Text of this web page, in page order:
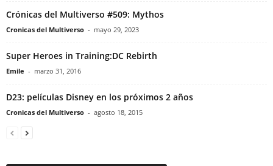
Crónicas del Multiverso #509: Mythos
Cronicas del Multiverso - mayo 29, 2023
Super Heroes in Training:DC Rebirth
Emile - marzo 31, 2016
D23: películas Disney en los próximos 2 años
Cronicas del Multiverso - agosto 18, 2015